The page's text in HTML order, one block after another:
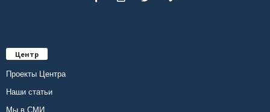
Центр
Проекты Центра
Наши статьи
Мы в СМИ